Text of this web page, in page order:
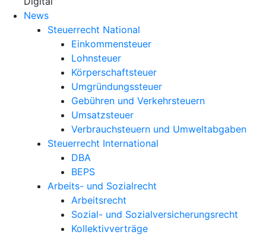
News
Steuerrecht National
Einkommensteuer
Lohnsteuer
Körperschaftsteuer
Umgründungssteuer
Gebühren und Verkehrsteuern
Umsatzsteuer
Verbrauchsteuern und Umweltabgaben
Steuerrecht International
DBA
BEPS
Arbeits- und Sozialrecht
Arbeitsrecht
Sozial- und Sozialversicherungsrecht
Kollektivverträge